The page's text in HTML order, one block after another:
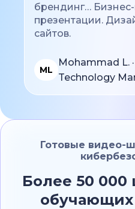
брендинг…
презентации.
сайтов.
ML
Mohammad L.
Technology
Готовые видео-
Более 50